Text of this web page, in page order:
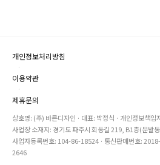
개인정보처리방침
·
이용약관
·
제휴문의
상호명: (주) 바른디자인 · 대표: 박정식 · 개인정보책임
사업장 소재지: 경기도 파주시 회동길 219, B1층(문발
사업자등록번호: 104-86-18524 · 통신판매번호:
2646